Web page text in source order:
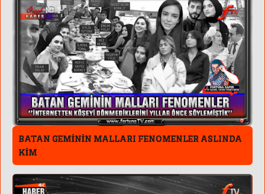
BATAN GEMİNİN MALLARI FENOMENLER ASLINDA
KİM